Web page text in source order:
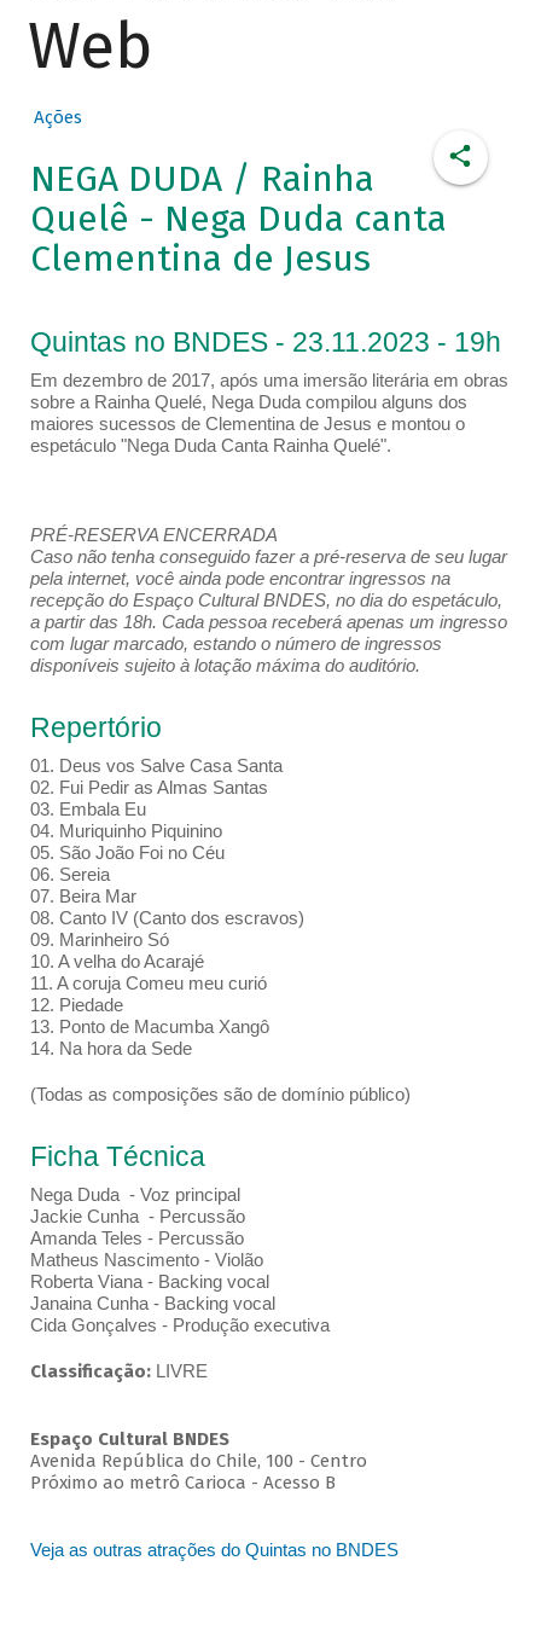
Web
Ações
NEGA DUDA / Rainha
Quelê - Nega Duda canta
Clementina de Jesus
Quintas no BNDES - 23.11.2023 - 19h
Em dezembro de 2017, após uma imersão literária em obras
sobre a Rainha Quelé, Nega Duda compilou alguns dos
maiores sucessos de Clementina de Jesus e montou o
espetáculo "Nega Duda Canta Rainha Quelé".
PRÉ-RESERVA ENCERRADA
Caso não tenha conseguido fazer a pré-reserva de seu lugar
pela internet, você ainda pode encontrar ingressos na
recepção do Espaço Cultural BNDES, no dia do espetáculo,
a partir das 18h. Cada pessoa receberá apenas um ingresso
com lugar marcado, estando o número de ingressos
disponíveis sujeito à lotação máxima do auditório.
Repertório
01. Deus vos Salve Casa Santa
02. Fui Pedir as Almas Santas
03. Embala Eu
04. Muriquinho Piquinino
05. São João Foi no Céu
06. Sereia
07. Beira Mar
08. Canto IV (Canto dos escravos)
09. Marinheiro Só
10. A velha do Acarajé
11. A coruja Comeu meu curió
12. Piedade
13. Ponto de Macumba Xangô
14. Na hora da Sede
(Todas as composições são de domínio público)
Ficha Técnica
Nega Duda - Voz principal
Jackie Cunha - Percussão
Amanda Teles - Percussão
Matheus Nascimento - Violão
Roberta Viana - Backing vocal
Janaina Cunha - Backing vocal
Cida Gonçalves - Produção executiva
Classificação: LIVRE
Espaço Cultural BNDES
Avenida República do Chile, 100 - Centro
Próximo ao metrô Carioca - Acesso B
Veja as outras atrações do Quintas no BNDES